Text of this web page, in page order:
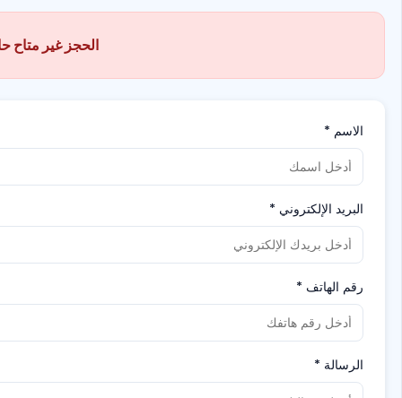
الحجز غير متاح
الاسم *
البريد الإلكتروني *
رقم الهاتف *
الرسالة *